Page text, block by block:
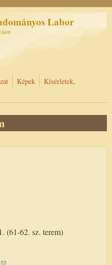
Labor
Képek
Kísérletek,
(61-62. sz. terem)